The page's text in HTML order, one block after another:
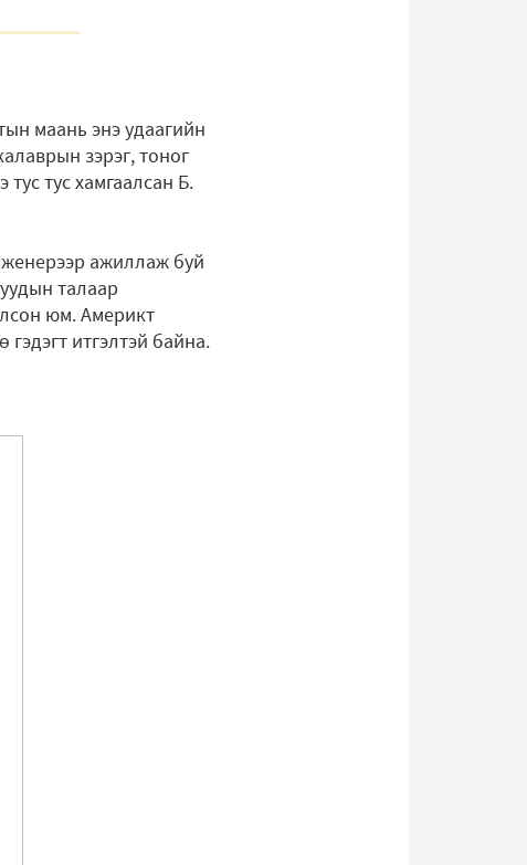
маань энэ удаагийн
зэрэг, тоног
тус хамгаалсан Б.
ажиллаж буй
талаар
юм. Америкт
гэдэгт итгэлтэй байна.